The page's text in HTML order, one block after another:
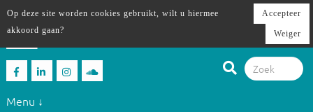
Menu ↓
Op deze site worden cookies gebruikt, wilt u hiermee
akkoord gaan?
Accepteer
Weiger